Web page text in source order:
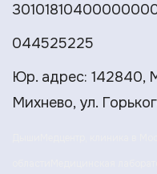
044525225
Юр. адрес: 142840,
Михнево, ул.